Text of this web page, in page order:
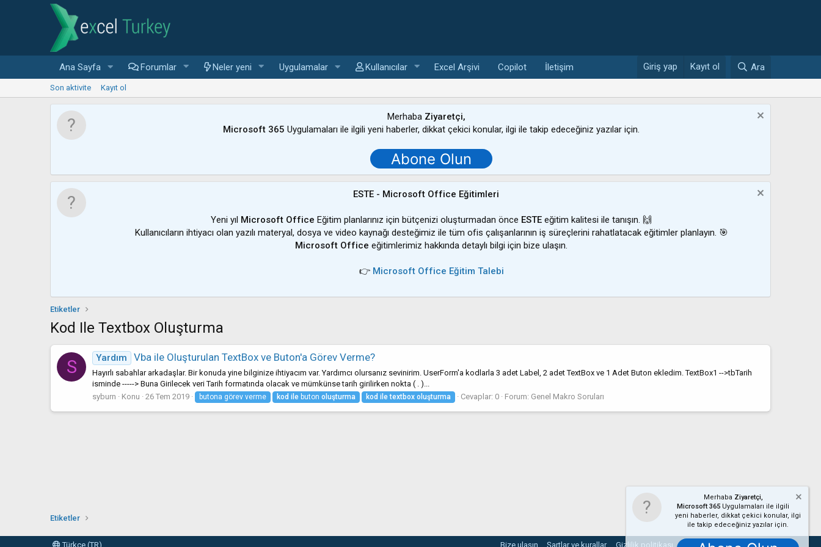
Ana Sayfa Forumlar Neler yeni Uygulamalar Kullanıcılar Excel Arşivi Copilot İletişim Giriş yap Kayıt ol Ara
Son aktivite Kayıt ol
Merhaba Ziyaretçi,
Microsoft 365 Uygulamaları ile ilgili yeni haberler, dikkat çekici konular, ilgi ile takip edeceğiniz yazılar için.
Abone Olun
ESTE - Microsoft Office Eğitimleri
Yeni yıl Microsoft Office Eğitim planlarınız için bütçenizi oluşturmadan önce ESTE eğitim kalitesi ile tanışın. 🙌
Kullanıcıların ihtiyacı olan yazılı materyal, dosya ve video kaynağı desteğimiz ile tüm ofis çalışanlarının iş süreçlerini rahatlatacak eğitimler planlayın. 🎯
Microsoft Office eğitimlerimiz hakkında detaylı bilgi için bize ulaşın.
👉 Microsoft Office Eğitim Talebi
Etiketler
Kod Ile Textbox Oluşturma
S Yardım Vba ile Oluşturulan TextBox ve Buton'a Görev Verme?
Hayırlı sabahlar arkadaşlar. Bir konuda yine bilginize ihtiyacım var. Yardımcı olursanız sevinirim. UserForm'a kodlarla 3 adet Label, 2 adet TextBox ve 1 Adet Buton ekledim. TextBox1 -->tbTarih
isminde -----> Buna Girilecek veri Tarih formatında olacak ve mümkünse tarih girilirken nokta ( . )...
syburn
Konu 26 Tem 2019 butona görev verme kod ile buton oluşturma kod ile textbox oluşturma Cevaplar: 0 Forum: Genel Makro Soruları
Etiketler
Türkçe (TR) Bize ulaşın Şartlar ve kurallar Gizlilik politikası Yardım Ana sayfa R
Merhaba Ziyaretçi,
Microsoft 365 Uygulamaları ile ilgili
yeni haberler, dikkat çekici konular, ilgi
ile takip edeceğiniz yazılar için.